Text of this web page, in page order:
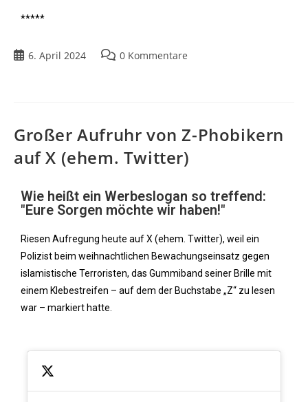
*****
6. April 2024 0 Kommentare
Großer Aufruhr von Z-Phobikern
auf X (ehem. Twitter)
Wie heißt ein Werbeslogan so treffend:
"Eure Sorgen möchte wir haben!"
Riesen Aufregung heute auf X (ehem. Twitter), weil ein
Polizist beim weihnachtlichen Bewachungseinsatz gegen
islamistische Terroristen, das Gummiband seiner Brille mit
einem Klebestreifen – auf dem der Buchstabe „Z“ zu lesen
war – markiert hatte.